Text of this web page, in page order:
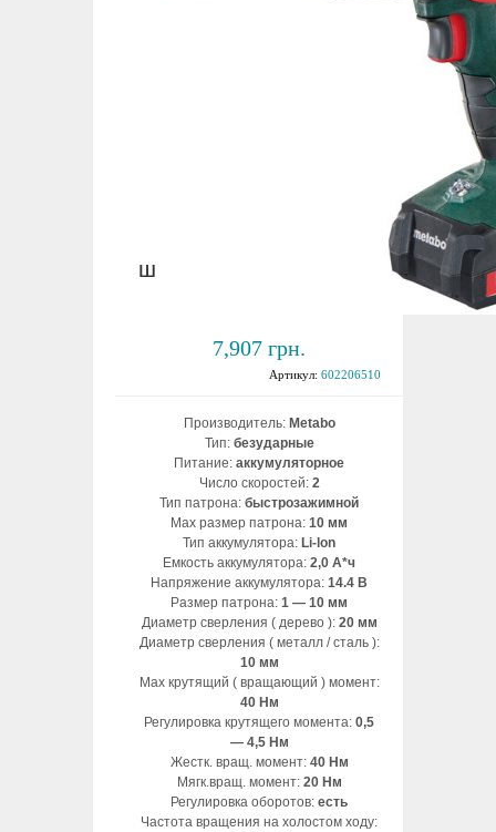
шуруповерт Metabo BS
7,907 грн.
Артикул: 602206510
Производитель: Metabo
Тип: безударные
Питание: аккумуляторное
Число скоростей: 2
Тип патрона: быстрозажимной
Max размер патрона: 10 мм
Тип аккумулятора: Li-lon
Емкость аккумулятора: 2,0 А*ч
Напряжение аккумулятора: 14.4 В
Размер патрона: 1 — 10 мм
Диаметр сверления ( дерево ): 20 мм
Диаметр сверления ( металл / сталь ):
10 мм
Max крутящий ( вращающий ) момент:
40 Нм
Регулировка крутящего момента: 0,5
— 4,5 Нм
Жестк. вращ. момент: 40 Нм
Мягк.вращ. момент: 20 Нм
Регулировка оборотов: есть
Частота вращения на холостом ходу: